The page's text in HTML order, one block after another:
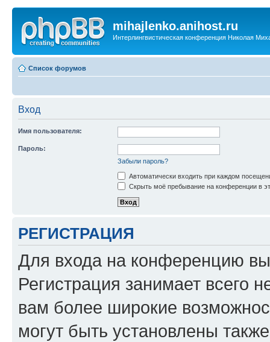
mihajlenko.anihost.ru
Интерлингвистическая конференция Николая
Список форумов
Вход
Имя пользователя:
Пароль:
Забыли пароль?
Автоматически входить при каждом
Скрыть моё пребывание на конференции в
РЕГИСТРАЦИЯ
Для входа на конференцию
Регистрация занимает всего
вам более широкие
могут быть установлены